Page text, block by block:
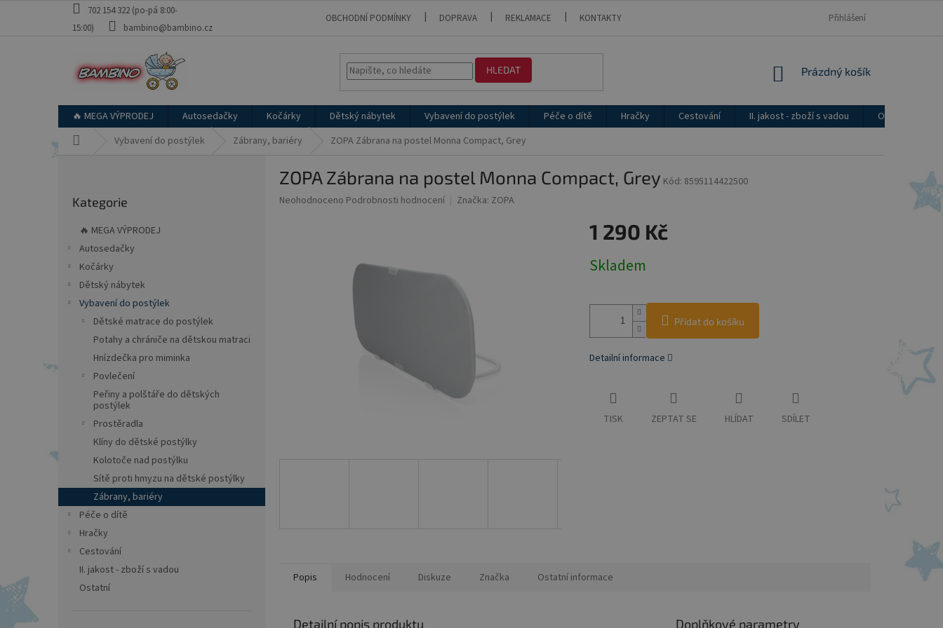
702 154 322 (po-pá 8:00-
15:00)
bambino@bambino.cz
OBCHODNÍ PODMÍNKY DOPRAVA REKLAMACE KONTAKTY Přihlášení
HLEDAT
NÁKUPNÍ
Prázdný košík
🔥 MEGA VÝPRODEJ Autosedačky Kočárky Dětský nábytek Vybavení do postýlek Péče o dítě Hračky Cestování II. jakost - zboží s vadou
Ostatní
Vybavení do postýlek Zábrany, bariéry ZOPA Zábrana na postel Monna Compact, Grey
kategorie
Kategorie
🔥 MEGA VÝPRODEJ
Autosedačky
Kočárky
Dětský nábytek
Vybavení do postýlek
Dětské matrace do postýlek
Potahy a chrániče na dětskou matraci
Hnízdečka pro miminka
Povlečení
Peřiny a polštáře do dětských
postýlek
Prostěradla
Klíny do dětské postýlky
Kolotoče nad postýlku
Sítě proti hmyzu na dětské postýlky
Zábrany, bariéry
Péče o dítě
Hračky
Cestování
II. jakost - zboží s vadou
Ostatní
ZOPA Zábrana na postel Monna Compact, Grey Kód: 8595114422500
Průměrné
Neohodnoceno Podrobnosti hodnocení Značka: ZOPA
1 290 Kč
cena:
Skladem
Přidat do košíku
Detailní informace
TISK ZEPTAT SE HLÍDAT SDÍLET
Popis Hodnocení Diskuze Značka Ostatní informace
Detailní popis produktu Doplňkové parametry